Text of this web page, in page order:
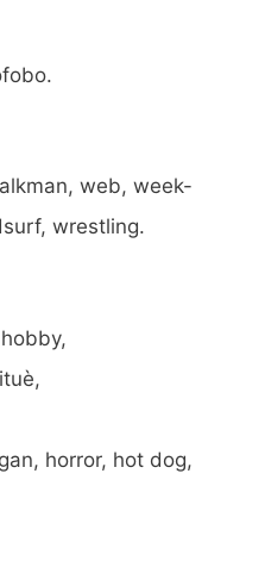
web, week-
wrestling.
horror, hot dog,